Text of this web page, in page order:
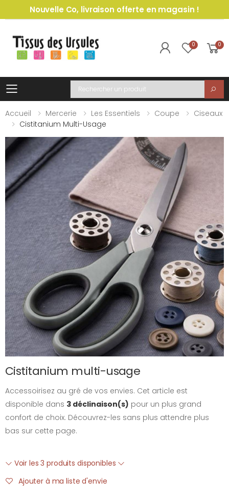
Nouvelle Co, livraison offerte en magasin !
0 0
Toggle mobile menu
Recherche
Accueil
Mercerie Les Essentiels Coupe
Ciseaux
Cistitanium Multi-Usage
Cistitanium multi-usage
Accessoirisez au gré de vos envies. Cet article est
disponible dans 3 déclinaison(s) pour un plus grand
confort de choix. Découvrez-les sans plus attendre plus
bas sur cette page.
Voir les 3 produits disponibles
Ajouter à ma liste d'envie